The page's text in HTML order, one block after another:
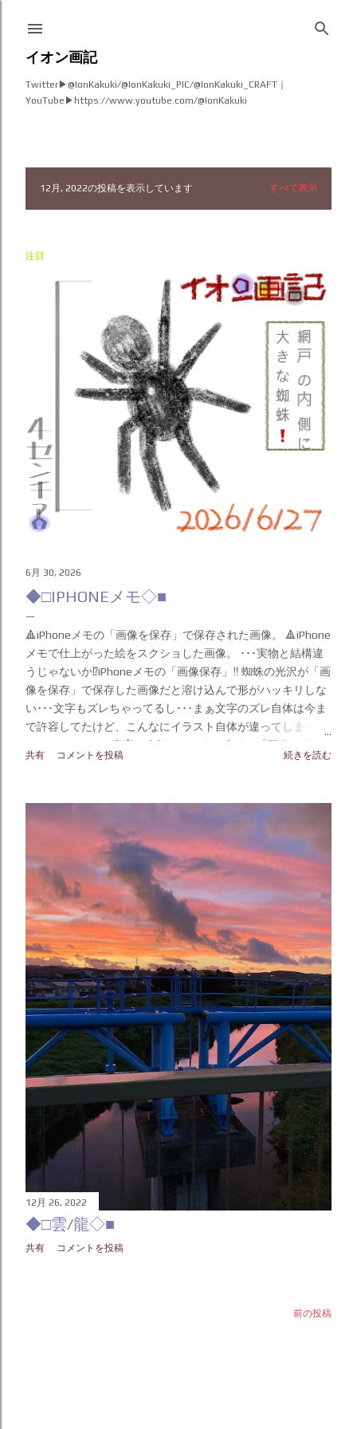
スキップしてメイン コンテンツに移動
イオン画記
Twitter▶︎@IonKakuki/@IonKakuki_PIC/@IonKakuki_CRAFT｜
YouTube▶︎https://www.youtube.com/@IonKakuki
投
12月, 2022の投稿を表示しています すべて表示
注目
6月 30, 2026
◆□IPHONEメモ◇■
🔺iPhoneメモの「画像を保存」で保存された画像。 🔺iPhone
メモで仕上がった絵をスクショした画像。 ･･･実物と結構違
うじゃないか⁉️iPhoneメモの「画像保存」‼️ 蜘蛛の光沢が「画
像を保存」で保存した画像だと溶け込んで形がハッキリしな
い･･･文字もズレちゃってるし･･･まぁ文字のズレ自体は今ま
で許容してたけど、こんなにイラスト自体が違ってしまって
いるとは･･･ この事実に今気づいたよ。今まで「画像を保存
する」で保存した画像しかハードディスク（◀︎画像＆動画保
れているわけではなく･･･もっと実物の絵は光沢がハッキリ
しています。あと蜘蛛の脚の先も実物の方が白く塗られてい
るのがハッキリ分かる。頑張って表現した苦労が水の泡にな
ったようで悔しいからどうにか分かってほしくて後で動画で
撮ってみたり分かってもらう方法を模索しようと思う。 読書
「 どうでもいいよ 」 はぁー･･･iPhoneメモを愛用していた
し、ここ数年の進化を喜んでいたけど、しばらくは絵を描く
のはクリップスタジオ一択だねえ（ため息）。 ◆ □ ランキン
グ参加中 ◇ ■ ◀︎CLICK THANKS 💎
共有 コメントを投稿 続きを読む
12月 26, 2022
◆□雲/龍◇■
共有 コメントを投稿
前の投稿